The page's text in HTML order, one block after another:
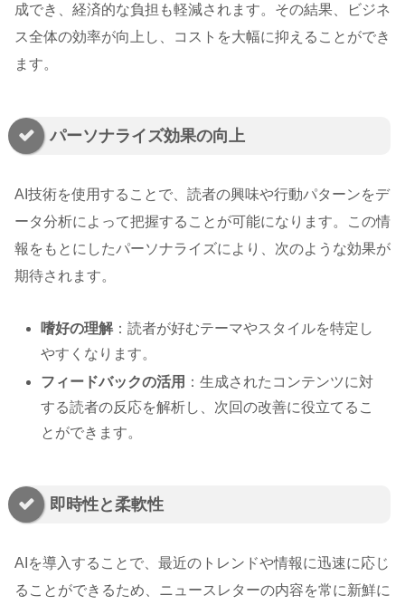
成でき、経済的な負担も軽減されます。その結果、ビジネ
ス全体の効率が向上し、コストを大幅に抑えることができ
ます。
パーソナライズ効果の向上
AI技術を使用することで、読者の興味や行動パターンをデ
ータ分析によって把握することが可能になります。この情
報をもとにしたパーソナライズにより、次のような効果が
期待されます。
嗜好の理解：読者が好むテーマやスタイルを特定し
やすくなります。
フィードバックの活用 ：生成されたコンテンツに対
する読者の反応を解析し、次回の改善に役立てるこ
とができます。
即時性と柔軟性
AIを導入することで、最近のトレンドや情報に迅速に応じ
ることができるため、ニュースレターの内容を常に新鮮に